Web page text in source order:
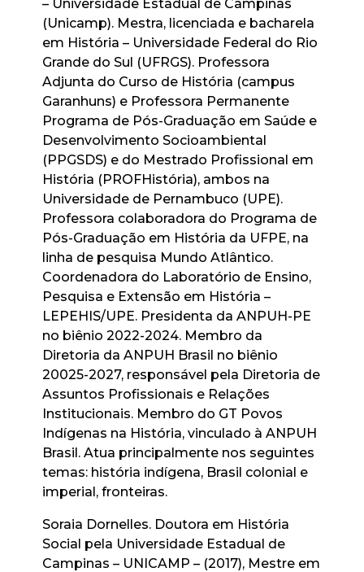
– Universidade Estadual de Campinas
(Unicamp). Mestra, licenciada e bacharela
em História – Universidade Federal do Rio
Grande do Sul (UFRGS). Professora
Adjunta do Curso de História (campus
Garanhuns) e Professora Permanente
Programa de Pós-Graduação em Saúde e
Desenvolvimento Socioambiental
(PPGSDS) e do Mestrado Profissional em
História (PROFHistória), ambos na
Universidade de Pernambuco (UPE).
Professora colaboradora do Programa de
Pós-Graduação em História da UFPE, na
linha de pesquisa Mundo Atlântico.
Coordenadora do Laboratório de Ensino,
Pesquisa e Extensão em História –
LEPEHIS/UPE. Presidenta da ANPUH-PE
no biênio 2022-2024. Membro da
Diretoria da ANPUH Brasil no biênio
20025-2027, responsável pela Diretoria de
Assuntos Profissionais e Relações
Institucionais. Membro do GT Povos
Indígenas na História, vinculado à ANPUH
Brasil. Atua principalmente nos seguintes
temas: história indígena, Brasil colonial e
imperial, fronteiras.
Soraia Dornelles. Doutora em História
Social pela Universidade Estadual de
Campinas – UNICAMP – (2017), Mestre em